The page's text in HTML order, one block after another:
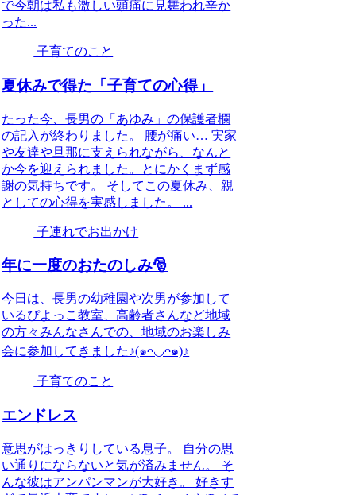
で今朝は私も激しい頭痛に見舞われ辛か
った...
子育てのこと
夏休みで得た「子育ての心得」
たった今、長男の「あゆみ」の保護者欄
の記入が終わりました。 腰が痛い… 実家
や友達や旦那に支えられながら、なんと
か今を迎えられました。とにかくまず感
謝の気持ちです。 そしてこの夏休み、親
としての心得を実感しました。 ...
子連れでお出かけ
年に一度のおたのしみ🎅
今日は、長男の幼稚園や次男が参加して
いるぴよっこ教室、高齢者さんなど地域
の方々みんなさんでの、地域のお楽しみ
会に参加してきました♪(๑ᴖ◡ᴖ๑)♪
子育てのこと
エンドレス
意思がはっきりしている息子。 自分の思
い通りにならないと気が済みません。 そ
んな彼はアンパンマンが大好き。 好きす